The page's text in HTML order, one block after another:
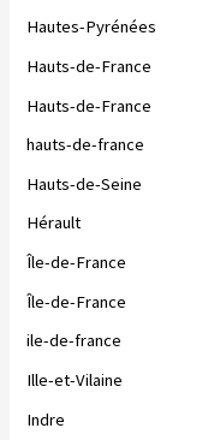
Hautes-Pyrénées
Hauts-de-France
Hauts-de-France
hauts-de-france
Hauts-de-Seine
Hérault
Île-de-France
Île-de-France
ile-de-france
Ille-et-Vilaine
Indre